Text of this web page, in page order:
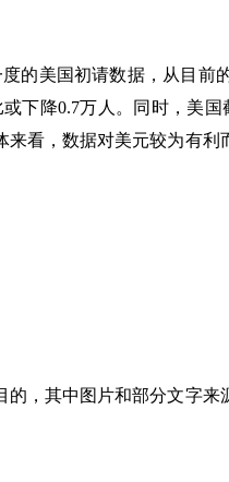
的美国初请数据，从目前
下降0.7万人。同时，美
来看，数据对美元较为有
的，其中图片和部分文字